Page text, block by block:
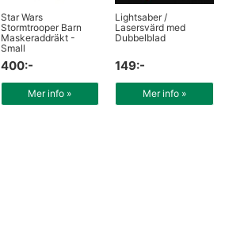
Star Wars
Stormtrooper Barn
Maskeraddräkt -
Small
400:-
Mer info »
Lightsaber /
Lasersvärd med
Dubbelblad
149:-
Mer info »